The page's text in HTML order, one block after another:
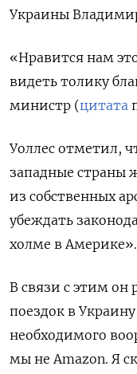
Украины
«Нравится нам
видеть толику
министр (цитата
Уоллес отметил,
западные страны
из собственных
убеждать
холме в Америке».
В связи с этим он
поездок в
необходимого
мы не Amazon. Я